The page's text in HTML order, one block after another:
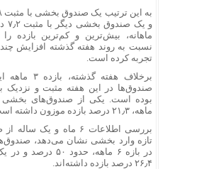
و
ماهانه، بیش‌ترین و کم‌ترین بازده
نسبت به روند هفته گذشته افزایش چند
تجربه کرده است.
برخلاف هفته
ماهه، ۲۱٫۳ درصد بازده موزون داشته است.
بررسی اطلاعات ۶ ماه و یک
تازه وارد بخشی نشان می‌دهد،
در بازه ۶ ماهه، حدود ۵۰
۲۶٫۴ درصد بازده داشته‌اند.